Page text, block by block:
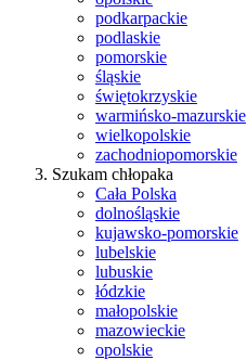
podkarpackie
podlaskie
pomorskie
śląskie
świętokrzyskie
warmińsko-mazurskie
wielkopolskie
zachodniopomorskie
Szukam chłopaka
Cała Polska
dolnośląskie
kujawsko-pomorskie
lubelskie
lubuskie
łódzkie
małopolskie
mazowieckie
opolskie